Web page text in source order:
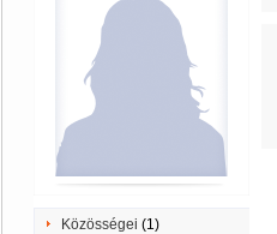
Közösségei (1)